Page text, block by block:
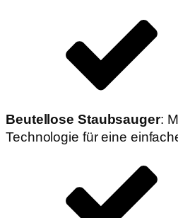
Beutellose Staubsauger:
Technologie für eine